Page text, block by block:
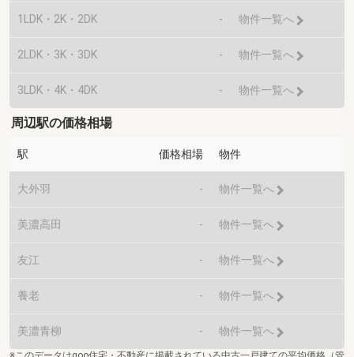
1LDK・2K・2DK - 物件一覧へ
2LDK・3K・3DK - 物件一覧へ
3LDK・4K・4DK - 物件一覧へ
周辺駅の価格相場
駅 価格相場 物件
大外羽 - 物件一覧へ
美濃高田 - 物件一覧へ
友江 - 物件一覧へ
養老 - 物件一覧へ
美濃青柳 - 物件一覧へ